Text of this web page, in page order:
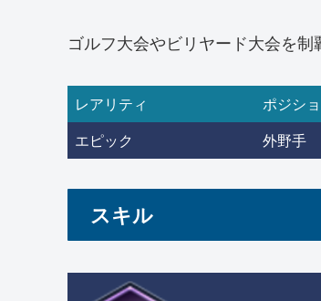
ゴルフ大会やビリヤード大会を制
レアリティ ポジシ
エピック
外野手
スキル